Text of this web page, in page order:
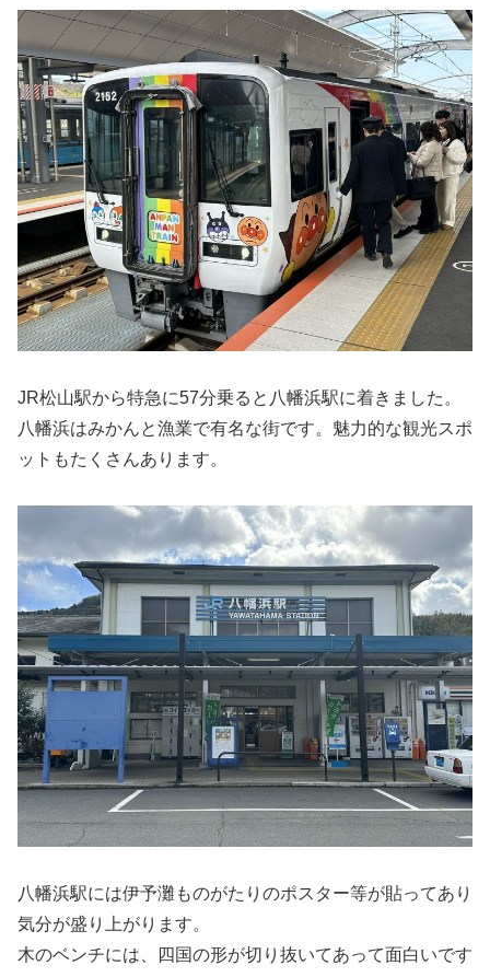
JR松山駅から特急に57分乗ると八幡浜駅に着きました。
八幡浜はみかんと漁業で有名な街です。魅力的な観光スポ
ットもたくさんあります。
八幡浜駅には伊予灘ものがたりのポスター等が貼ってあり
気分が盛り上がります。
木のベンチには、四国の形が切り抜いてあって面白いです